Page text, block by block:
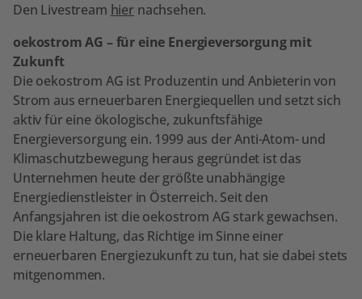
Den Livestream hiernachsehen.
oekostrom AG – für eine Energieversorgung mit
Zukunft
Die oekostrom AG ist Produzentin und Anbieterin von
Strom aus erneuerbaren Energiequellen und setzt sich
aktiv für eine ökologische, zukunftsfähige
Energieversorgung ein. 1999 aus der Anti-Atom- und
Klimaschutzbewegung heraus gegründet ist das
Unternehmen heute der größte unabhängige
Energiedienstleister in Österreich. Seit den
Anfangsjahren ist die oekostrom AG stark gewachsen.
Die klare Haltung, das Richtige im Sinne einer
erneuerbaren Energiezukunft zu tun, hat sie dabei stets
mitgenommen.